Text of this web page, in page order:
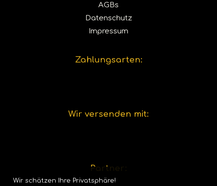
AGBs
Datenschutz
Impressum
Zahlungsarten:
Wir versenden mit:
Partner:
Wir schätzen Ihre Privatsphäre!